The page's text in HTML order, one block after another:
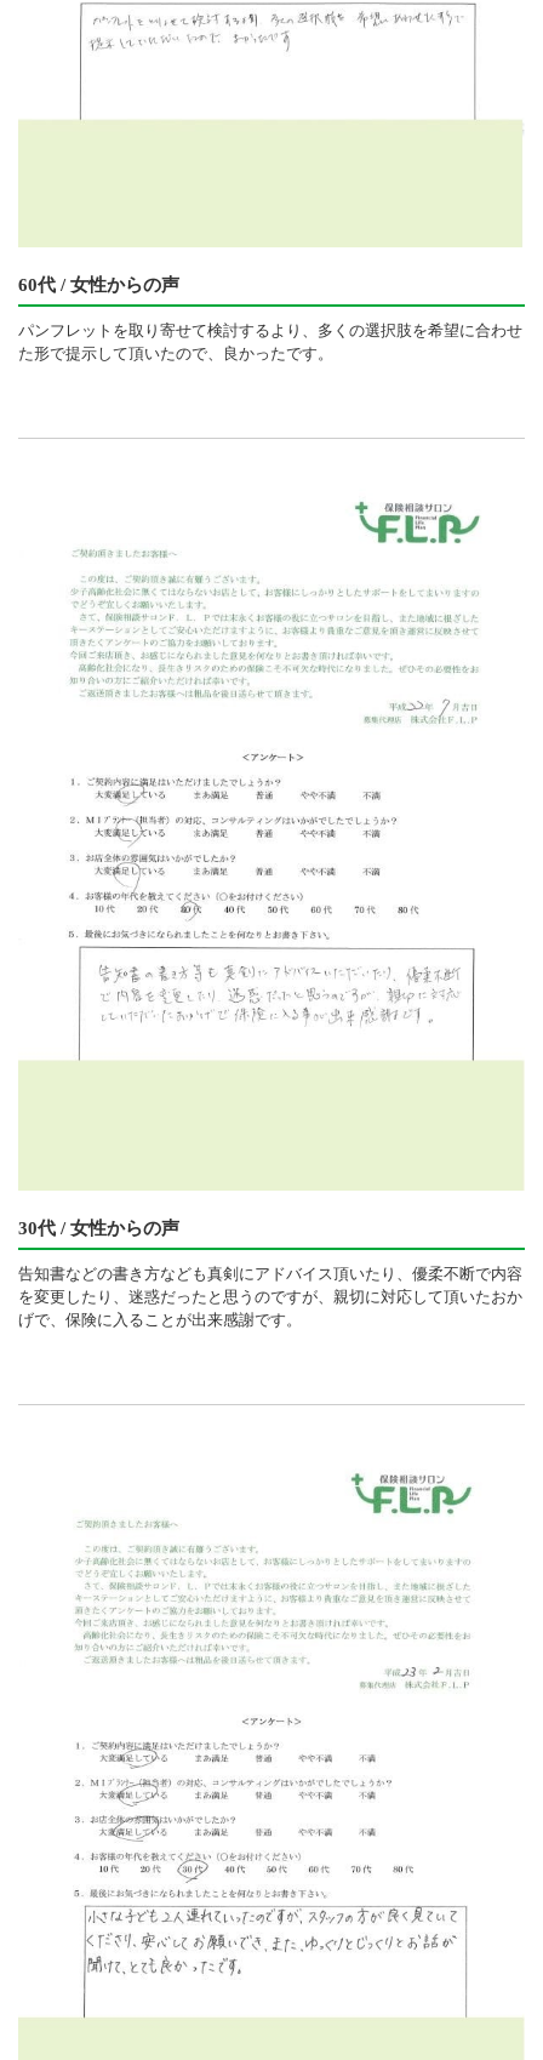
60代 / 女性からの声
パンフレットを取り寄せて検討するより、多くの選択肢を希望に合わせ
た形で提示して頂いたので、良かったです。
30代 / 女性からの声
告知書などの書き方なども真剣にアドバイス頂いたり、優柔不断で内容
を変更したり、迷惑だったと思うのですが、親切に対応して頂いたおか
げで、保険に入ることが出来感謝です。